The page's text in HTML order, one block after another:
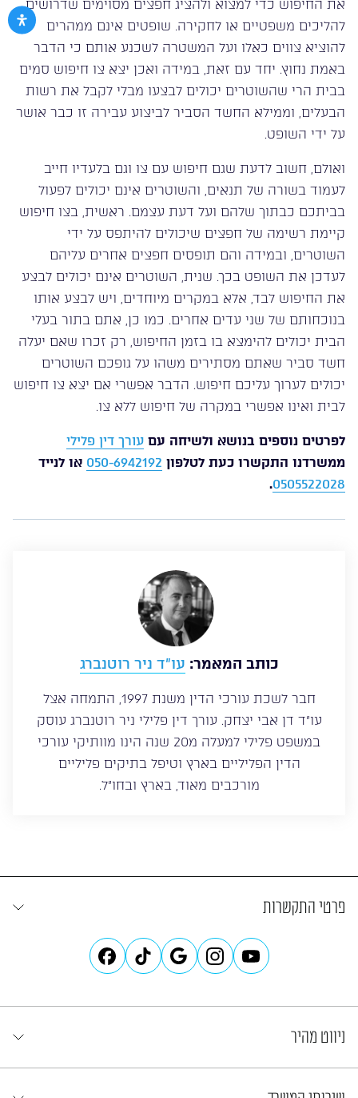
את החיפוש כדי למצוא ולהציג חפצים מסוימים שדרושים
להליכים משפטיים או לחקירה. שופטים אינם ממהרים
להוציא צווים כאלו ועל המשטרה לשכנע אותם כי הדבר
באמת נחוץ. יחד עם זאת, במידה ואכן יצא צו חיפוש סמים
בבית הרי שהשוטרים יכולים לבצעו מבלי לקבל את רשות
הבעלים, וממילא החשד הסביר לביצוע עבירה זו כבר אושר
על ידי השופט.
ואולם, חשוב לדעת שגם חיפוש עם צו וגם בלעדיו חייב
לעמוד בשורה של תנאים, והשוטרים אינם יכולים לפעול
בביתכם כבתוך שלהם ועל דעת עצמם. ראשית, בצו חיפוש
קיימת רשימה של חפצים שיכולים להיתפס על ידי
השוטרים, ובמידה והם תופסים חפצים אחרים עליהם
לעדכן את השופט בכך. שנית, השוטרים אינם יכולים לבצע
את החיפוש לבד, אלא במקרים מיוחדים, ויש לבצע אותו
בנוכחותם של שני עדים אחרים. כמו כן, אתם בתור בעלי
הבית יכולים להימצא בו בזמן החיפוש, רק זכרו שאם יעלה
חשד סביר שאתם מסתירים משהו על גופכם השוטרים
יכולים לערוך עליכם חיפוש. הדבר אפשרי אם יצא צו חיפוש
לבית ואינו אפשרי במקרה של חיפוש ללא צו.
לפרטים נוספים בנושא ולשיחה עם עורך דין פלילי
ממשרדנו התקשרו כעת לטלפון 050-6942192 או לנייד
0505522028
.
כותב המאמר: עו”ד ניר רוטנברג
חבר לשכת עורכי הדין משנת 1997, התמחה אצל
עו”ד דן אבי יצחק. עורך דין פלילי ניר רוטנברג עוסק
במשפט פלילי למעלה מ20 שנה הינו מוותיקי עורכי
הדין הפליליים בארץ וטיפל בתיקים פליליים
מורכבים מאוד, בארץ ובחו”ל.
פרטי התקשרות
ניווט מהיר